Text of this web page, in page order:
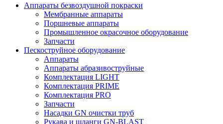
Аппараты безвоздушной покраски
Мембранные аппараты
Поршневые аппараты
Промышленное окрасочное оборудование
Запчасти
Пескоструйное оборудование
Аппараты
Аппараты абразивоструйные
Комплектация LIGHT
Комплектация PRIME
Комплектация PRO
Запчасти
Насадки GN очистки труб
Рукава и шланги GN-BLAST